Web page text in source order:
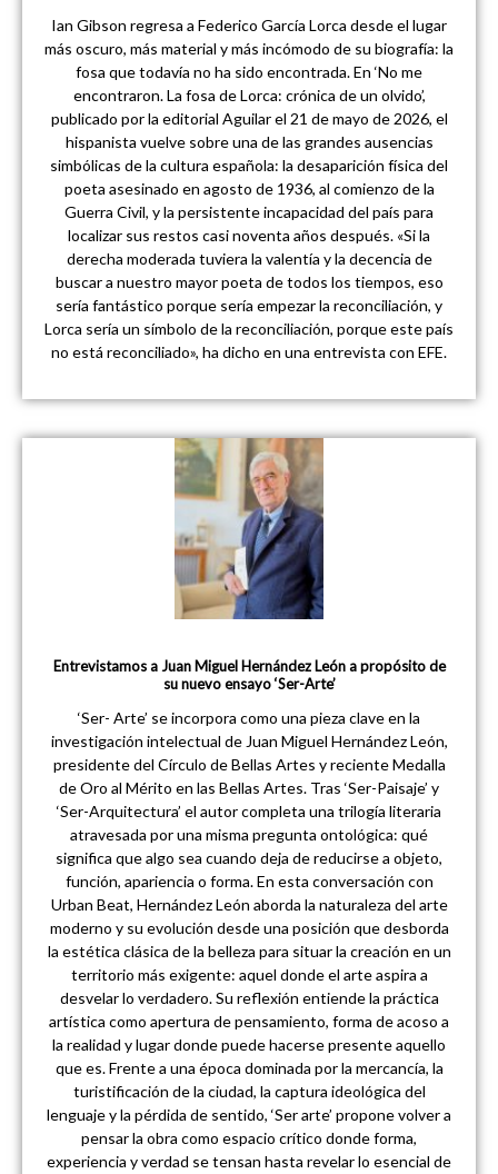
Ian Gibson regresa a Federico García Lorca desde el lugar
más oscuro, más material y más incómodo de su biografía: la
fosa que todavía no ha sido encontrada. En ‘No me
encontraron. La fosa de Lorca: crónica de un olvido’,
publicado por la editorial Aguilar el 21 de mayo de 2026, el
hispanista vuelve sobre una de las grandes ausencias
simbólicas de la cultura española: la desaparición física del
poeta asesinado en agosto de 1936, al comienzo de la
Guerra Civil, y la persistente incapacidad del país para
localizar sus restos casi noventa años después. «Si la
derecha moderada tuviera la valentía y la decencia de
buscar a nuestro mayor poeta de todos los tiempos, eso
sería fantástico porque sería empezar la reconciliación, y
Lorca sería un símbolo de la reconciliación, porque este país
no está reconciliado», ha dicho en una entrevista con EFE.
Entrevistamos a Juan Miguel Hernández León a propósito de
su nuevo ensayo ‘Ser-Arte’
‘Ser- Arte’ se incorpora como una pieza clave en la
investigación intelectual de Juan Miguel Hernández León,
presidente del Círculo de Bellas Artes y reciente Medalla
de Oro al Mérito en las Bellas Artes. Tras ‘Ser-Paisaje’ y
‘Ser-Arquitectura’ el autor completa una trilogía literaria
atravesada por una misma pregunta ontológica: qué
significa que algo sea cuando deja de reducirse a objeto,
función, apariencia o forma. En esta conversación con
Urban Beat, Hernández León aborda la naturaleza del arte
moderno y su evolución desde una posición que desborda
la estética clásica de la belleza para situar la creación en un
territorio más exigente: aquel donde el arte aspira a
desvelar lo verdadero. Su reflexión entiende la práctica
artística como apertura de pensamiento, forma de acoso a
la realidad y lugar donde puede hacerse presente aquello
que es. Frente a una época dominada por la mercancía, la
turistificación de la ciudad, la captura ideológica del
lenguaje y la pérdida de sentido, ‘Ser arte’ propone volver a
pensar la obra como espacio crítico donde forma,
experiencia y verdad se tensan hasta revelar lo esencial de